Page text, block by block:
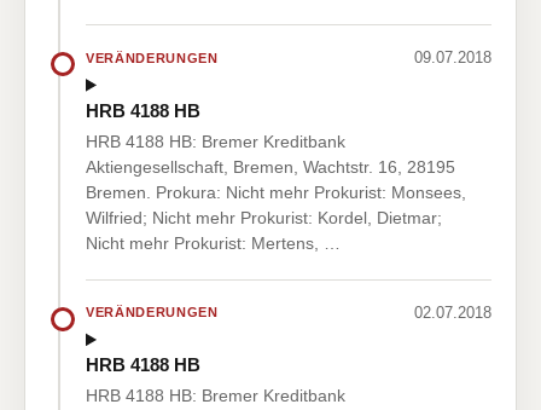
VERÄNDERUNGEN 09.07.2018
HRB 4188 HB
HRB 4188 HB: Bremer Kreditbank
Aktiengesellschaft, Bremen, Wachtstr. 16, 28195
Bremen. Prokura: Nicht mehr Prokurist: Monsees,
Wilfried; Nicht mehr Prokurist: Kordel, Dietmar;
Nicht mehr Prokurist: Mertens, …
VERÄNDERUNGEN 02.07.2018
HRB 4188 HB
HRB 4188 HB: Bremer Kreditbank